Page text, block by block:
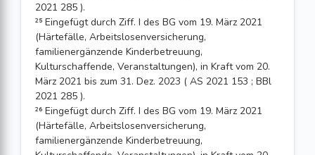
2021 285 ).
²⁵ Eingefügt durch Ziff. I des BG vom 19. März 2021
(Härtefälle, Arbeitslosenversicherung,
familienergänzende Kinderbetreuung,
Kulturschaffende, Veranstaltungen), in Kraft vom 20.
März 2021 bis zum 31. Dez. 2023 ( AS 2021 153 ; BBl
2021 285 ).
²⁶ Eingefügt durch Ziff. I des BG vom 19. März 2021
(Härtefälle, Arbeitslosenversicherung,
familienergänzende Kinderbetreuung,